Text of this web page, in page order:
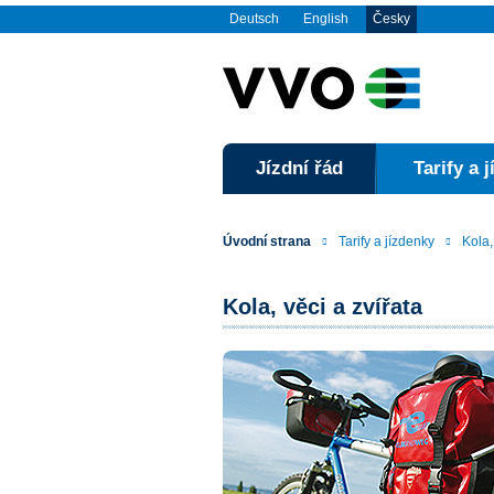
Deutsch English Česky
Jízdní řád Tarify a
Úvodní strana Tarify a jízdenky
Kola, věci a zvířata